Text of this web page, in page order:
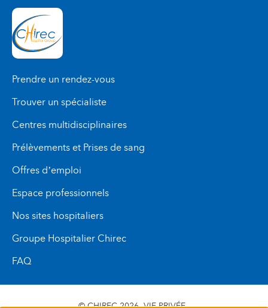
Prendre un rendez-vous
Trouver un spécialiste
Centres multidisciplinaires
Prélèvements et Prises de sang
Offres d’emploi
Espace professionnels
Nos sites hospitaliers
Groupe Hospitalier Chirec
FAQ